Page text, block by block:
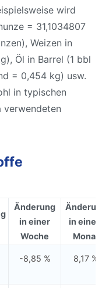
wird
= 31,1034807
Weizen in
Öl in Barrel (1 bbl
= 0,454 kg) usw.
in typischen
verwendeten
Änderung
in einer
Woche
in
Monat
-8,85 % 8,17 %